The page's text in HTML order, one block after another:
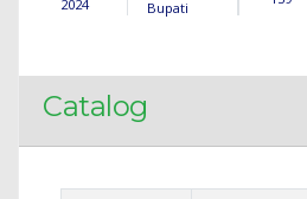
2024
Bupati
Catalog